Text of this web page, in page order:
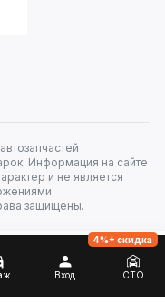
Информация на сайте
и не является
защищены.
Вход СТО
4%+ скидка